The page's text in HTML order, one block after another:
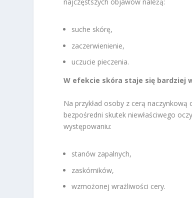
suche skórę,
zaczerwienienie,
uczucie pieczenia.
W efekcie skóra staje się bardziej
Na przykład osoby z cerą naczynkową
bezpośredni skutek niewłaściwego
występowaniu:
stanów zapalnych,
zaskórników,
wzmożonej wrażliwości cery.